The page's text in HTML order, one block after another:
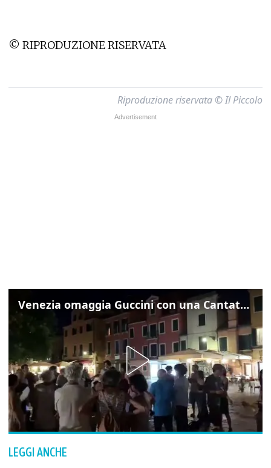
© RIPRODUZIONE RISERVATA
Riproduzione riservata © Il Piccolo
Venezia omaggia Guccini con una Cantata Anarchica in campo Santa Margherita
LEGGI ANCHE